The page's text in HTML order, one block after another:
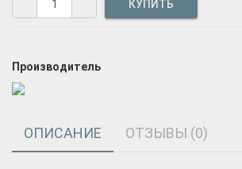
Производитель
ОПИСАНИЕ ОТЗЫВЫ (0)